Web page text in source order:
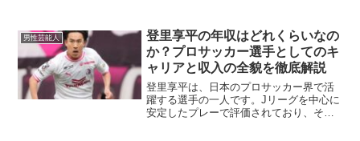
の収入について振り返っていきます。俳
優としてのドラマ出演...
男性芸能人
登里享平の年収はどれくらいなの
か？プロサッカー選手としてのキ
ャリアと収入の全貌を徹底解説
登里享平は、日本のプロサッカー界で活
躍する選手の一人です。Jリーグを中心に
安定したプレーで評価されており、その